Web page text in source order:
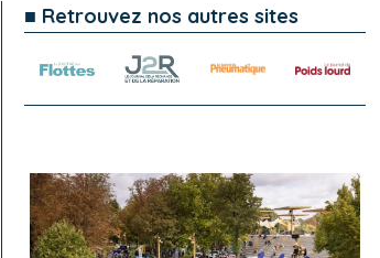
■ Retrouvez nos autres sites